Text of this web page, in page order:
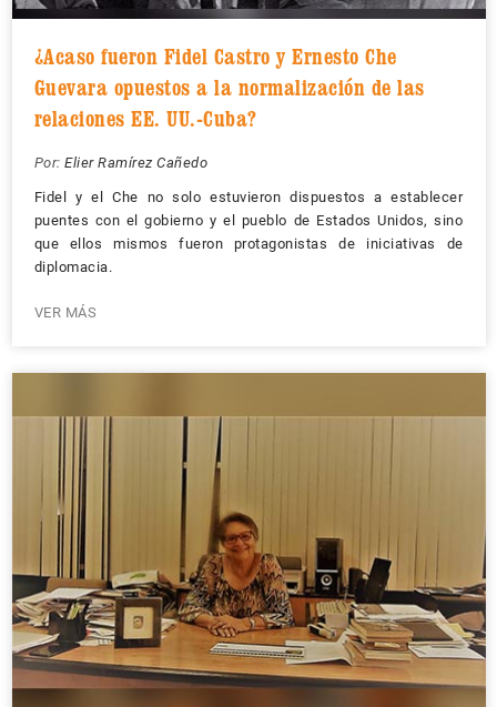
¿Acaso fueron Fidel Castro y Ernesto Che
Guevara opuestos a la normalización de las
relaciones EE. UU.-Cuba?
Por: Elier Ramírez Cañedo
Fidel y el Che no solo estuvieron dispuestos a establecer
puentes con el gobierno y el pueblo de Estados Unidos, sino
que ellos mismos fueron protagonistas de iniciativas de
diplomacia.
VER MÁS